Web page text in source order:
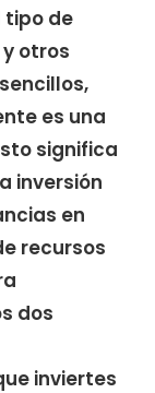
tipo de
otros
es una
significa
inversión
en
recursos
dos
inviertes